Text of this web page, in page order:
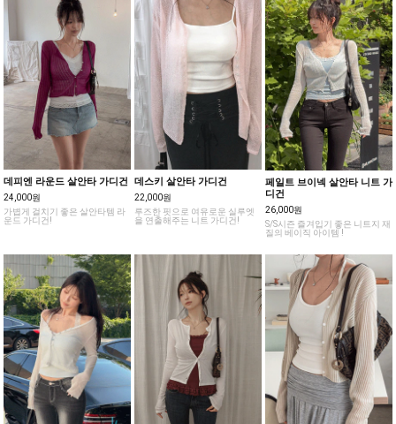
데피엔 라운드 살안타 가디건
24,000원
가볍게 걸치기 좋은 살안타템 라
운드 가디건!
데스키 살안타 가디건
22,000원
루즈한 핏으로 여유로운 실루엣
을 연출해주는 니트 가디건!
페일트 브이넥 살안타 니트 가
디건
26,000원
S/S시즌 즐겨입기 좋은 니트지 재
질의 베이직 아이템 !